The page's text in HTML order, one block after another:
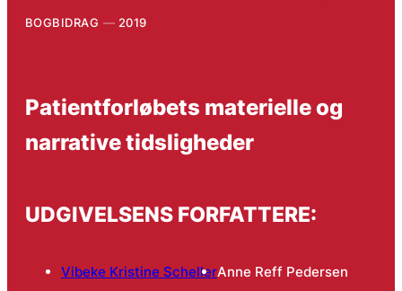
BOGBIDRAG 2019
Patientforløbets materielle og
narrative tidsligheder
UDGIVELSENS FORFATTERE:
Vibeke Kristine SchellerAnne Reff Pedersen